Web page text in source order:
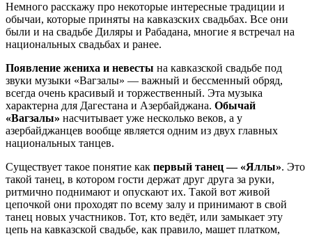
Немного расскажу про некоторые интересные традиции и
обычаи, которые приняты на кавказских свадьбах. Все они
были и на свадьбе Диляры и Рабадана, многие я встречал на
национальных свадьбах и ранее.
Появление жениха и невесты на кавказской свадьбе под
звуки музыки «Вагзалы» — важный и бессменный обряд,
всегда очень красивый и торжественный. Эта музыка
характерна для Дагестана и Азербайджана. Обычай
«Вагзалы» насчитывает уже несколько веков, а у
азербайджанцев вообще является одним из двух главных
национальных танцев.
Существует такое понятие как первый танец — «Яллы». Это
такой танец, в котором гости держат друг друга за руки,
ритмично поднимают и опускают их. Такой вот живой
цепочкой они проходят по всему залу и принимают в свой
танец новых участников. Тот, кто ведёт, или замыкает эту
цепь на кавказской свадьбе, как правило, машет платком,